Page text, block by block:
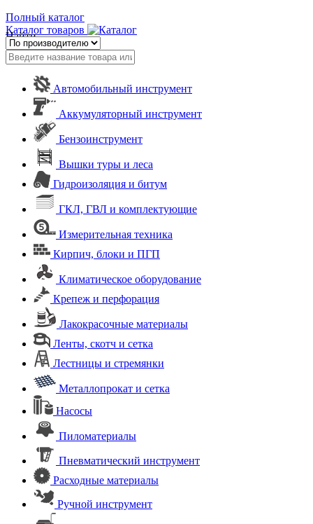
Полный каталог
Каталог товаров
Найти
Автомобильный инструмент
Аккумуляторный инструмент
Бензоинструмент
Вышки туры и леса
Гидроизоляция и битум
ГКЛ, ГВЛ и комплектующие
Измерительная техника
Кирпич, блоки и ПГП
Климатическое оборудование
Крепеж и перфорация
Лакокрасочные материалы
Ленты, скотч и сетка
Лестницы и стремянки
Металлопрокат и сетка
Насосы
Пиломатериалы
Пневматический инструмент
Расходные материалы
Ручной инструмент